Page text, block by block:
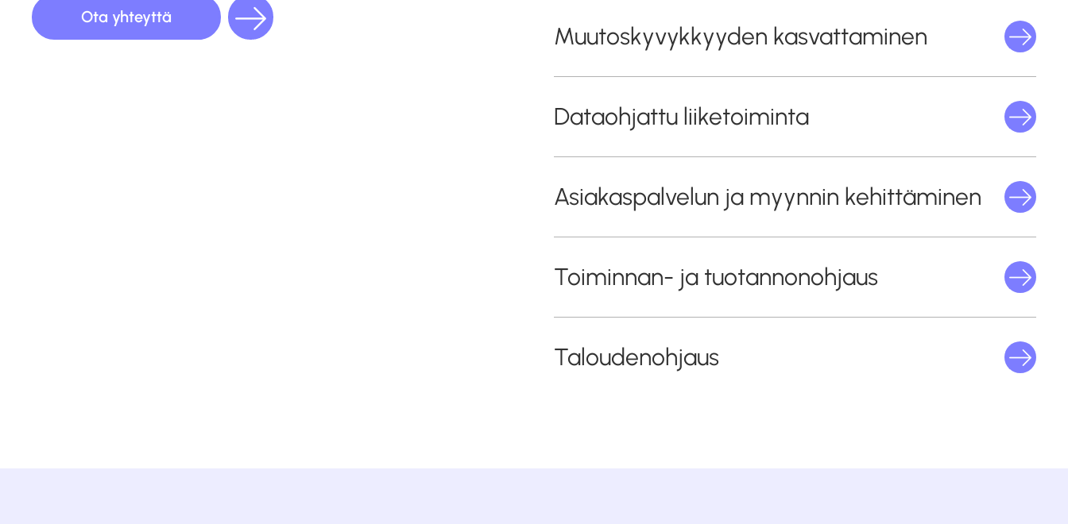
Ota yhteyttä
Muutoskyvykkyyden kasvattaminen
Dataohjattu liiketoiminta
Asiakaspalvelun ja myynnin kehittäminen
Toiminnan- ja tuotannonohjaus
Taloudenohjaus